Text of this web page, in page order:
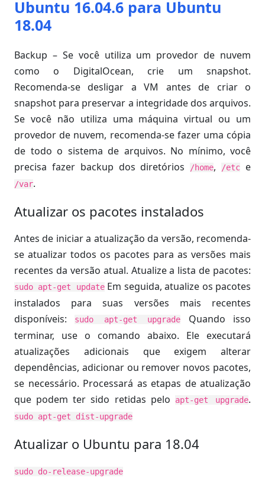
Ubuntu 16.04.6 para Ubuntu
18.04
Backup – Se você utiliza um provedor de nuvem
como o DigitalOcean, crie um snapshot.
Recomenda-se desligar a VM antes de criar o
snapshot para preservar a integridade dos arquivos.
Se você não utiliza uma máquina virtual ou um
provedor de nuvem, recomenda-se fazer uma cópia
de todo o sistema de arquivos. No mínimo, você
precisa fazer backup dos diretórios
/home, /etc e
/var.
Atualizar os pacotes instalados
Antes de iniciar a atualização da versão, recomenda-
se atualizar todos os pacotes para as versões mais
recentes da versão atual. Atualize a lista de pacotes:
sudo apt-get updateEm seguida, atualize os pacotes
instalados para suas versões mais recentes
disponíveis:
sudo apt-get upgrade
Quando isso
terminar, use o comando abaixo. Ele executará
atualizações adicionais que exigem alterar
dependências, adicionar ou remover novos pacotes,
se necessário. Processará as etapas de atualização
que podem ter sido retidas pelo
apt-get upgrade.
sudo apt-get dist-upgrade
Atualizar o Ubuntu para 18.04
sudo do-release-upgrade